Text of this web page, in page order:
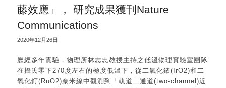
藤效應」， 研究成果獲刊Nature
Communications
2020年12月26日
歷經多年實驗，物理所林志忠教授主持之低溫物理實驗室團隊
在攝氏零下270度左右的極度低溫下，從二氧化銥(IrO2)和二
氧化釕(RuO2)奈米線中觀測到「軌道二通道(two-channel)近